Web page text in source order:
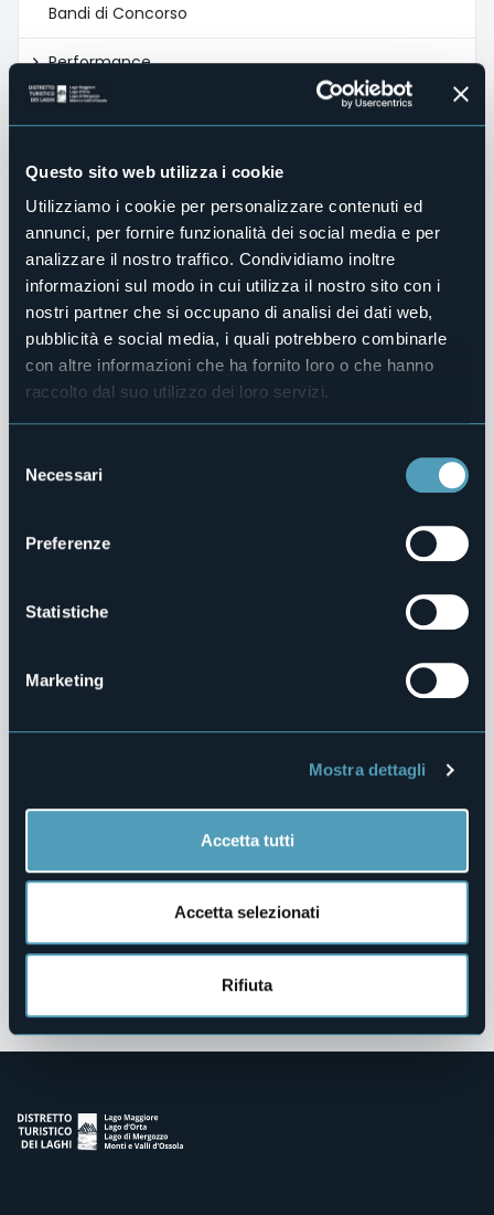
Questo sito web utilizza i cookie
Utilizziamo i cookie per personalizzare contenuti ed
annunci, per fornire funzionalità dei social media e per
analizzare il nostro traffico. Condividiamo inoltre
informazioni sul modo in cui utilizza il nostro sito con i
nostri partner che si occupano di analisi dei dati web,
pubblicità e social media, i quali potrebbero combinarle
con altre informazioni che ha fornito loro o che hanno
raccolto dal suo utilizzo dei loro servizi.
delNecessari
Preferenze
Statistiche
Marketing
Mostra dettagli
Accetta tutti
Accetta selezionati
Rifiuta
Bandi di Concorso
Performance
Enti Controllati
Provvedimenti
Bandi di gara e contratti
Controlli sulle imprese
Sovvenzioni, Contributi, Sussidi, Vantaggi Economici
Bilanci
Servizi Erogati
Pianificazione e Governo del Territorio
Interventi Straordinari e di Emergenza
Contributi Enti Pubblici ex L. 124/2017
Altri Contenuti